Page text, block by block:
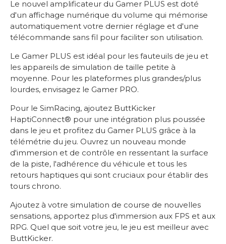
Le nouvel amplificateur du Gamer PLUS est doté
d'un affichage numérique du volume qui mémorise
automatiquement votre dernier réglage et d'une
télécommande sans fil pour faciliter son utilisation.
Le Gamer PLUS est idéal pour les fauteuils de jeu et
les appareils de simulation de taille petite à
moyenne. Pour les plateformes plus grandes/plus
lourdes, envisagez le Gamer PRO.
Pour le SimRacing, ajoutez ButtKicker
HaptiConnect® pour une intégration plus poussée
dans le jeu et profitez du Gamer PLUS grâce à la
télémétrie du jeu. Ouvrez un nouveau monde
d'immersion et de contrôle en ressentant la surface
de la piste, l'adhérence du véhicule et tous les
retours haptiques qui sont cruciaux pour établir des
tours chrono.
Ajoutez à votre simulation de course de nouvelles
sensations, apportez plus d'immersion aux FPS et aux
RPG. Quel que soit votre jeu, le jeu est meilleur avec
ButtKicker.